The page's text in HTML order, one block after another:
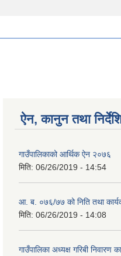
ऐन, कानुन तथा
गाउँपालिकाको आर्थिक ऐन २०७६
मिति: 06/26/2019 - 14:54
आ. ब. ०७६/७७ को निति तथा
मिति: 06/26/2019 - 14:08
गाउँपालिका अध्यक्ष गरिबी निवारण